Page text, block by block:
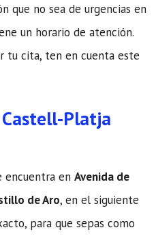
que no sea de urgencias en
un horario de atención.
tu cita, ten en cuenta este
Castell-Platja
encuentra en Avenida de
de Aro, en el siguiente
para que sepas como